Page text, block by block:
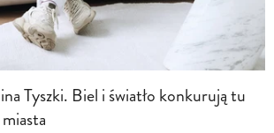
Tyszki. Biel i światło konkurują tu